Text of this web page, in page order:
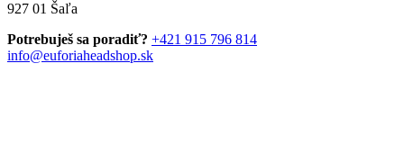
vybrať
na
927 01 Šaľa
Potrebuješ sa poradiť? +421 915 796 814
info@euforiaheadshop.sk